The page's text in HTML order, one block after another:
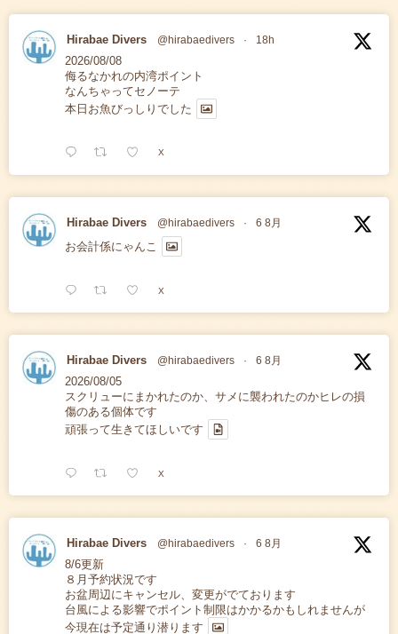
Hirabae Divers @hirabaedivers · 18h
2026/08/08
侮るなかれの内湾ポイント
なんちゃってセノーテ
本日お魚びっしりでした
X
Hirabae Divers @hirabaedivers · 6 8月
お会計係にゃんこ
X
Hirabae Divers @hirabaedivers · 6 8月
2026/08/05
スクリューにまかれたのか、サメに襲われたのかヒレの損
傷のある個体です
頑張って生きてほしいです
X
Hirabae Divers @hirabaedivers · 6 8月
8/6更新
８月予約状況です
お盆周辺にキャンセル、変更がでております
台風による影響でポイント制限はかかるかもしれませんが
今現在は予定通り潜ります